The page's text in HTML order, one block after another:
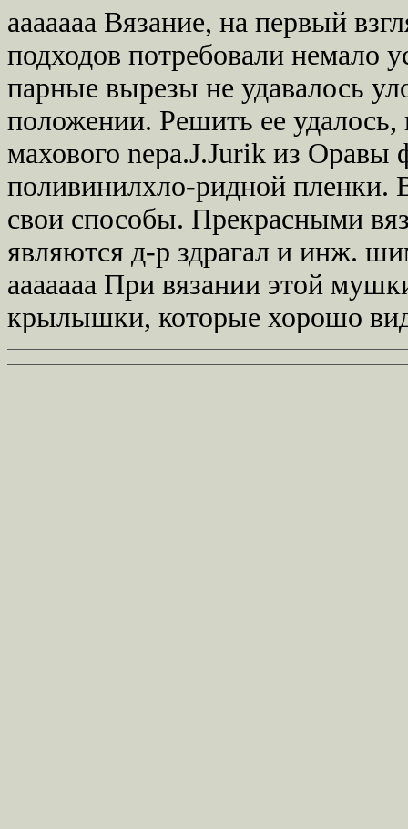
ааааааа Вязание, на первый
подходов потребовали немало
парные вырезы не удавалось
положении. Решить ее
махового nepa.J.Jurik из
поливинилхло-ридной пленки.
свои способы. Прекрасными
являются д-р здрагал и инж.
ааааааа При вязании этой
крылышки, которые хорошо